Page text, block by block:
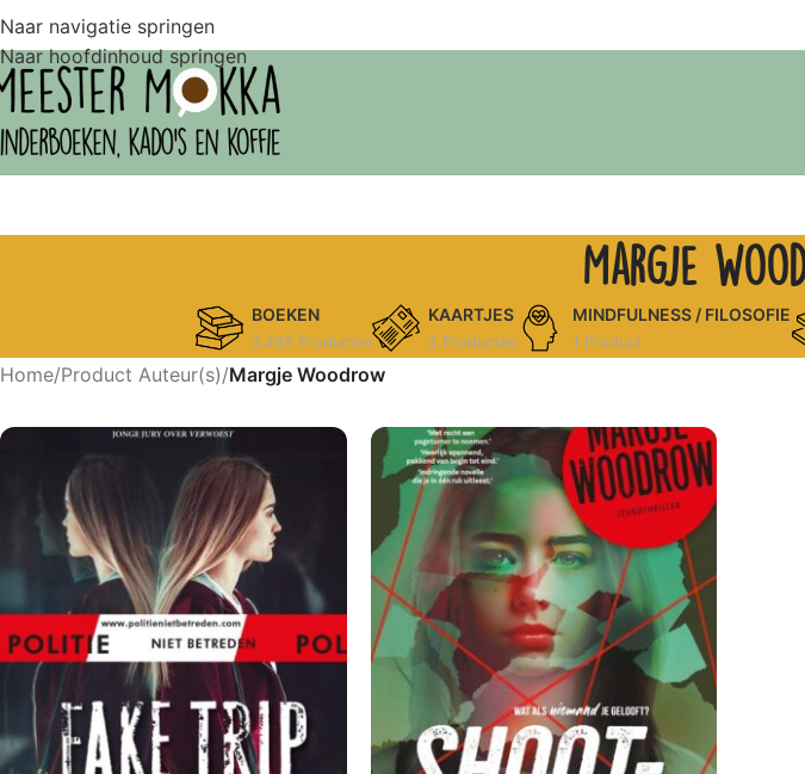
Naar navigatie springen
Naar hoofdinhoud springen
Margje
BOEKEN
3.499 Producten
KAARTJES
2 Producten
MINDFULNESS / FILOSOFIE
1 Product
Home/Product Auteur(s)/Margje Woodrow